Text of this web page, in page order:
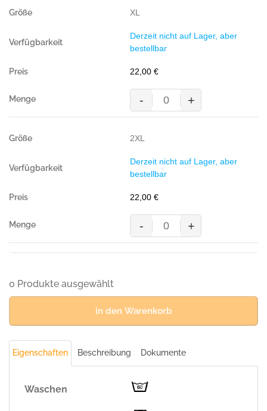
TANNE(
200
Menge
XL
Derzeit nicht auf Lager, aber
bestellbar
22,00 €
Pocket-
Poloshirt
TANNE(
200
Menge
- +
2XL
Derzeit nicht auf Lager, aber
bestellbar
22,00 €
Pocket-
Poloshirt
Performance,
Polyester,
- +
0 Produkte ausgewählt
in den Warenkorb
Eigenschaften Beschreibung Dokumente
Waschen